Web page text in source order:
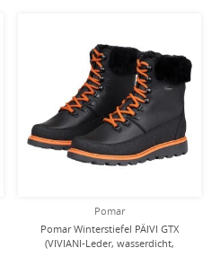
Pomar
Pomar Winterstiefel PÄIVI GTX
(VIVIANI-Leder, wasserdicht,